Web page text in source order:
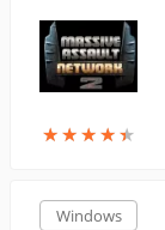
★★★★★
★★★★★
Windows